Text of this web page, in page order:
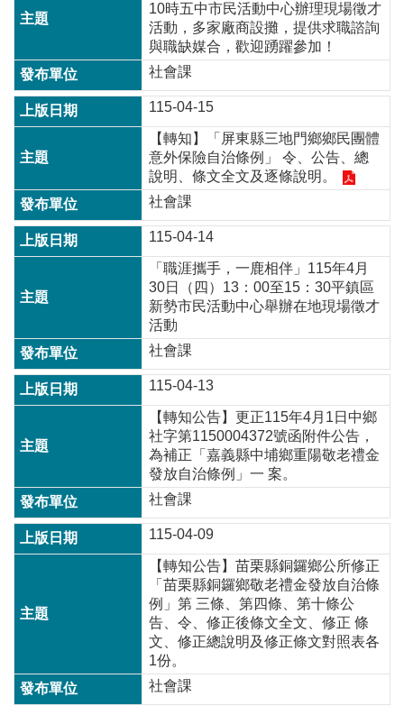
見
問
桃
園
市
府
E
n
g
i
私
權
政
策
政
府
站
資
料
告
安
全
10時五中市民活動中心辦理現場徵才
活動，多家廠商設攤，提供求職諮詢
與職缺媒合，歡迎踴躍參加！
社會課
115-04-15
【轉知】「屏東縣三地門鄉鄉民團體
意外保險自治條例」 令、公告、總
說明、條文全文及逐條說明。
社會課
115-04-14
「職涯攜手，一鹿相伴」115年4月
30日（四）13：00至15：30平鎮區
新勢市民活動中心舉辦在地現場徵才
活動
社會課
115-04-13
【轉知公告】更正115年4月1日中鄉
社字第1150004372號函附件公告，
為補正「嘉義縣中埔鄉重陽敬老禮金
發放自治條例」一 案。
社會課
115-04-09
【轉知公告】苗栗縣銅鑼鄉公所修正
「苗栗縣銅鑼鄉敬老禮金發放自治條
例」第 三條、第四條、第十條公
告、令、修正後條文全文、修正 條
文、修正總說明及修正條文對照表各
1份。
社會課